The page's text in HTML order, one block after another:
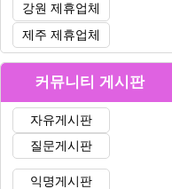
강원 제휴업체
제주 제휴업체
커뮤니티 게시판
자유게시판
질문게시판
익명게시판